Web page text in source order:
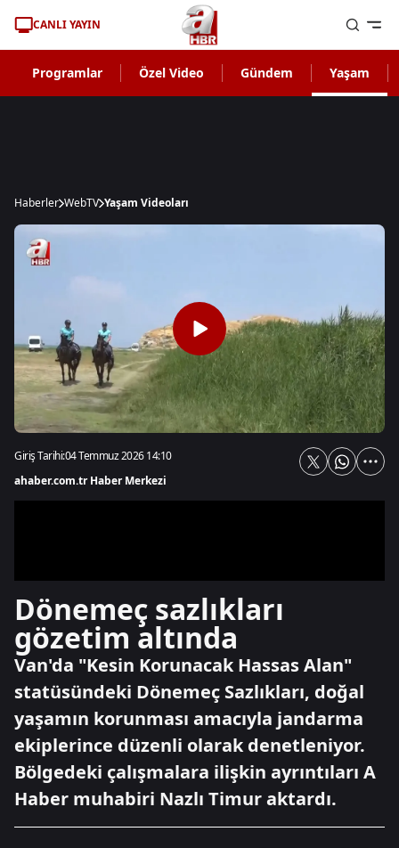
CANLI YAYIN
Programlar Özel Video Gündem Yaşam
Haberler WebTV Yaşam Videoları
Giriş Tarihi:04 Temmuz 2026 14:10
ahaber.com.tr Haber Merkezi
Dönemeç sazlıkları
gözetim altında
Van'da "Kesin Korunacak Hassas Alan"
statüsündeki Dönemeç Sazlıkları, doğal
yaşamın korunması amacıyla jandarma
ekiplerince düzenli olarak denetleniyor.
Bölgedeki çalışmalara ilişkin ayrıntıları A
Haber muhabiri Nazlı Timur aktardı.